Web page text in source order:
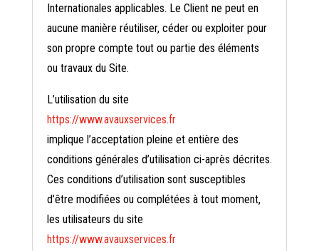
Internationales applicables. Le Client ne peut en
aucune manière réutiliser, céder ou exploiter pour
son propre compte tout ou partie des éléments
ou travaux du Site.
L’utilisation du site
https://www.avauxservices.fr
implique l’acceptation pleine et entière des
conditions générales d’utilisation ci-après décrites.
Ces conditions d’utilisation sont susceptibles
d’être modifiées ou complétées à tout moment,
les utilisateurs du site
https://www.avauxservices.fr